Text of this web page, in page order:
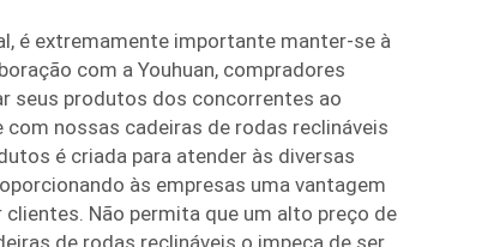
é extremamente importante manter-se à
com a Youhuan, compradores
seus produtos dos concorrentes ao
nossas cadeiras de rodas reclináveis
é criada para atender às diversas
às empresas uma vantagem
Não permita que um alto preço de
de rodas reclináveis o impeça de ser